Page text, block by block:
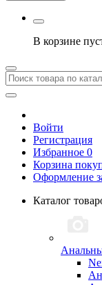
В корзине
Войти
Регистрация
Избранное 0
Корзина
Оформление
Каталог